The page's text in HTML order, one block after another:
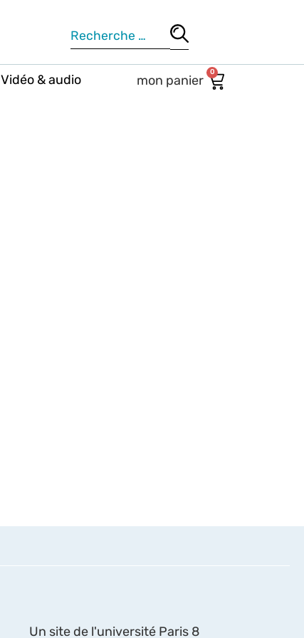
Vidéo & audio 0
Un site de l'université Paris 8